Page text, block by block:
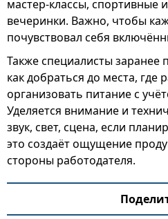
мастер-классы, спортивные
вечеринки. Важно, чтобы
почувствовал себя
Также специалисты заранее
как добраться до места, где
организовать питание с
Уделяется внимание и
звук, свет, сцена, если
это создаёт ощущение
стороны работодателя.